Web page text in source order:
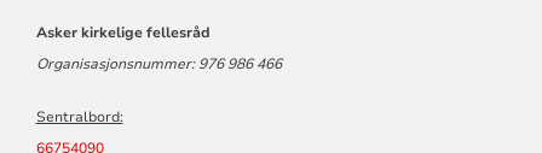
Asker kirkelige fellesråd
Organisasjonsnummer: 976 986 466
Sentralbord:
66754090